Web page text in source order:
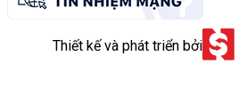
Thiết kế và phát triển bởi